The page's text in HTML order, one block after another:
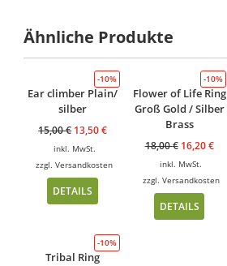
Ähnliche Produkte
-10%
Ear climber Plain/
silber
15,00€ 13,50€
inkl. MwSt.
zzgl.Versandkosten
DETAILS
-10%
Flower of Life Ring
Groß Gold / Silber
Brass
18,00€ 16,20€
inkl. MwSt.
zzgl. Versandkosten
DETAILS
-10%
Tribal Ring